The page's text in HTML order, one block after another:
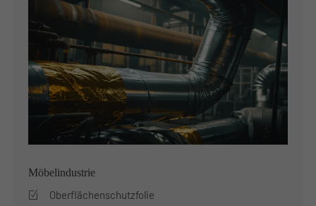
About us
Lorem ipsum dolor sit amet, consectetuer adipiscing
elit.
Aenean commodo ligula eget dolor. Aenean massa. Cum
sociis natoque penatibus et magnis dis parturient
montes, nascetur ridiculus mus. Donec quam felis,
ultricies nec.
Möbelindustrie
Oberflächenschutzfolie